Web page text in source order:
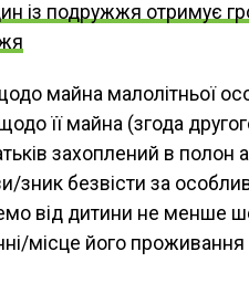
із подружжя отримує
майна малолітньої
її майна (згода
захоплений в полон
зник безвісти за
від дитини не менше
місце його